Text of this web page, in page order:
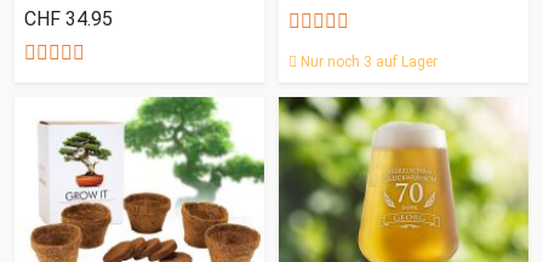
CHF 34.95
Nur noch 3 auf Lager